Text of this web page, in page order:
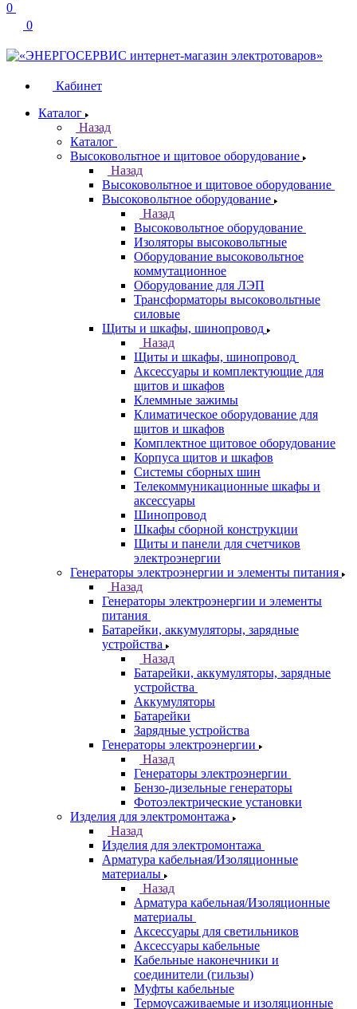
0
0
Кабинет
Каталог
Назад
Каталог
Высоковольтное и щитовое оборудование
Назад
Высоковольтное и щитовое оборудование
Высоковольтное оборудование
Назад
Высоковольтное оборудование
Изоляторы высоковольтные
Оборудование высоковольтное
коммутационное
Оборудование для ЛЭП
Трансформаторы высоковольтные
силовые
Щиты и шкафы, шинопровод
Назад
Щиты и шкафы, шинопровод
Аксессуары и комплектующие для
щитов и шкафов
Клеммные зажимы
Климатическое оборудование для
щитов и шкафов
Комплектное щитовое оборудование
Корпуса щитов и шкафов
Системы сборных шин
Телекоммуникационные шкафы и
аксессуары
Шинопровод
Шкафы сборной конструкции
Щиты и панели для счетчиков
электроэнергии
Генераторы электроэнергии и элементы питания
Назад
Генераторы электроэнергии и элементы
питания
Батарейки, аккумуляторы, зарядные
устройства
Назад
Батарейки, аккумуляторы, зарядные
устройства
Аккумуляторы
Батарейки
Зарядные устройства
Генераторы электроэнергии
Назад
Генераторы электроэнергии
Бензо-дизельные генераторы
Фотоэлектрические установки
Изделия для электромонтажа
Назад
Изделия для электромонтажа
Арматура кабельная/Изоляционные
материалы
Назад
Арматура кабельная/Изоляционные
материалы
Аксессуары для светильников
Аксессуары кабельные
Кабельные наконечники и
соединители (гильзы)
Муфты кабельные
Термоусаживаемые и изоляционные